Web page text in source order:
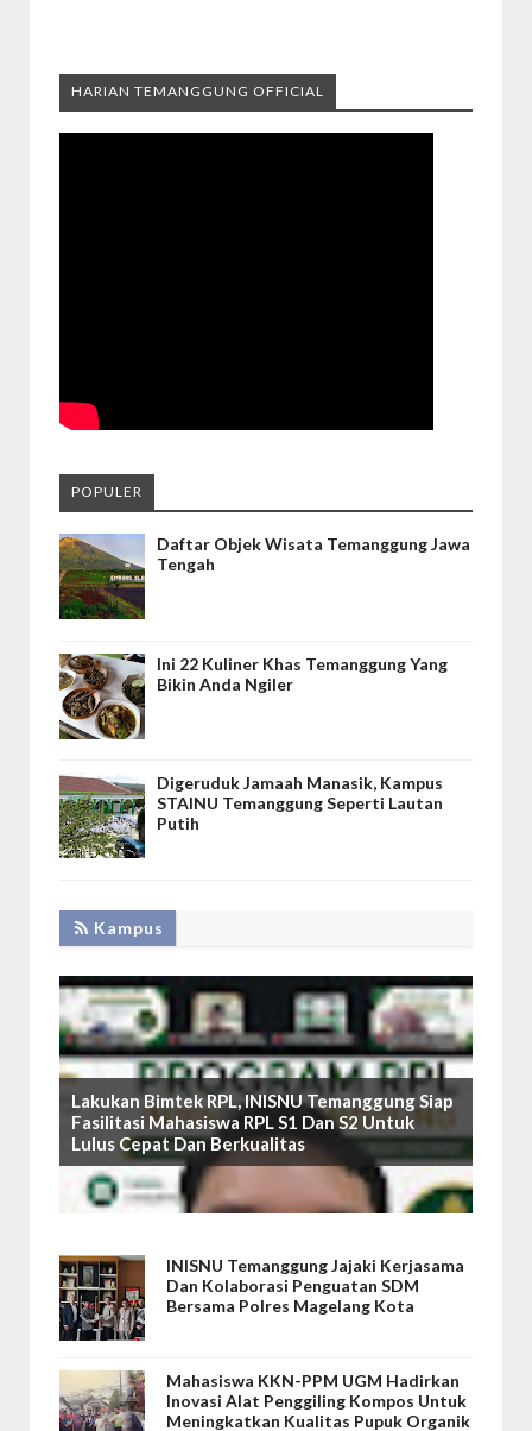
HARIAN TEMANGGUNG OFFICIAL
POPULER
Daftar Objek Wisata Temanggung Jawa
Tengah
Ini 22 Kuliner Khas Temanggung Yang
Bikin Anda Ngiler
Digeruduk Jamaah Manasik, Kampus
STAINU Temanggung Seperti Lautan
Putih
Kampus
Lakukan Bimtek RPL, INISNU Temanggung Siap
Fasilitasi Mahasiswa RPL S1 Dan S2 Untuk
Lulus Cepat Dan Berkualitas
INISNU Temanggung Jajaki Kerjasama
Dan Kolaborasi Penguatan SDM
Bersama Polres Magelang Kota
Mahasiswa KKN-PPM UGM Hadirkan
Inovasi Alat Penggiling Kompos Untuk
Meningkatkan Kualitas Pupuk Organik